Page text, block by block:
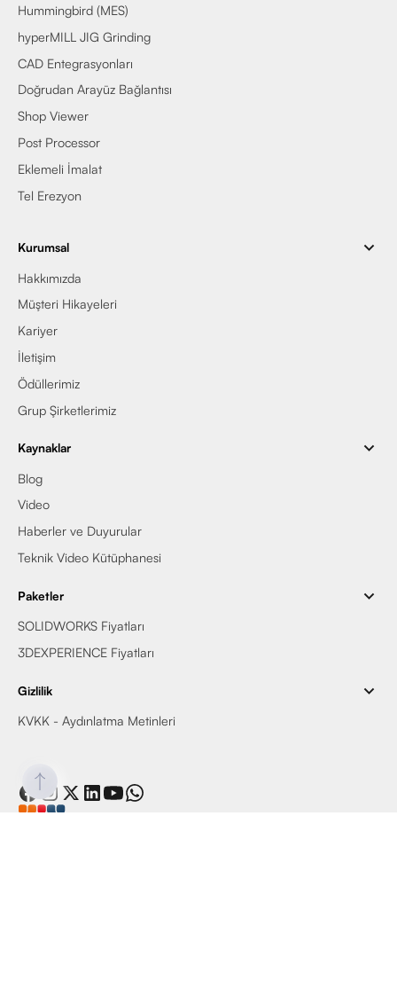
Hummingbird (MES)
hyperMILL JIG Grinding
CAD Entegrasyonları
Doğrudan Arayüz Bağlantısı
Shop Viewer
Post Processor
Eklemeli İmalat
Tel Erezyon
Kurumsal
Hakkımızda
Müşteri Hikayeleri
Kariyer
İletişim
Ödüllerimiz
Grup Şirketlerimiz
Kaynaklar
Blog
Video
Haberler ve Duyurular
Teknik Video Kütüphanesi
Paketler
SOLIDWORKS Fiyatları
3DEXPERIENCE Fiyatları
Gizlilik
KVKK - Aydınlatma Metinleri